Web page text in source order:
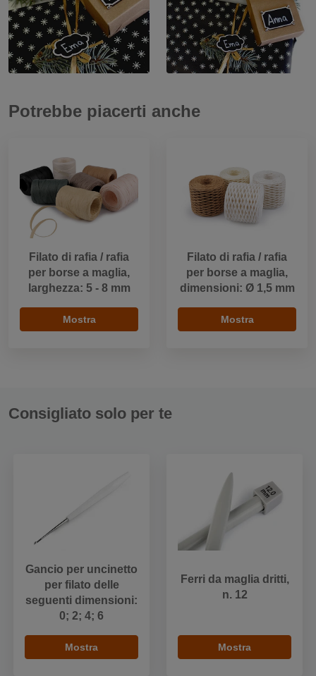
Potrebbe piacerti anche
Filato di rafia / rafia
per borse a maglia,
larghezza: 5 - 8 mm
Mostra
Filato di rafia / rafia
per borse a maglia,
dimensioni: Ø 1,5 mm
Mostra
Consigliato solo per te
Gancio per uncinetto
per filato delle
seguenti dimensioni:
0; 2; 4; 6
Mostra
Ferri da maglia dritti,
n. 12
Mostra